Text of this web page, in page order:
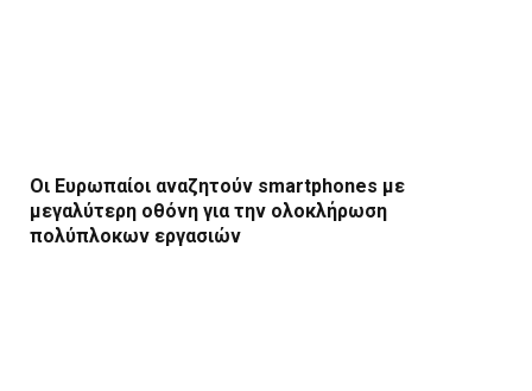
Οι Ευρωπαίοι αναζητούν smartphones με
μεγαλύτερη οθόνη για την ολοκλήρωση
πολύπλοκων εργασιών